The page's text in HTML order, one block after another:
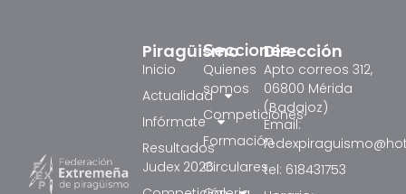
Secciones
Quienes
somos
Competiciones
Formación
Circulares
Piragüismo
Inicio
Actualidad
Infórmate
Resultados
Judex 2026
Dirección
Apto correos 312,
06800 Mérida
(Badajoz)
Email:
tel: 618431753